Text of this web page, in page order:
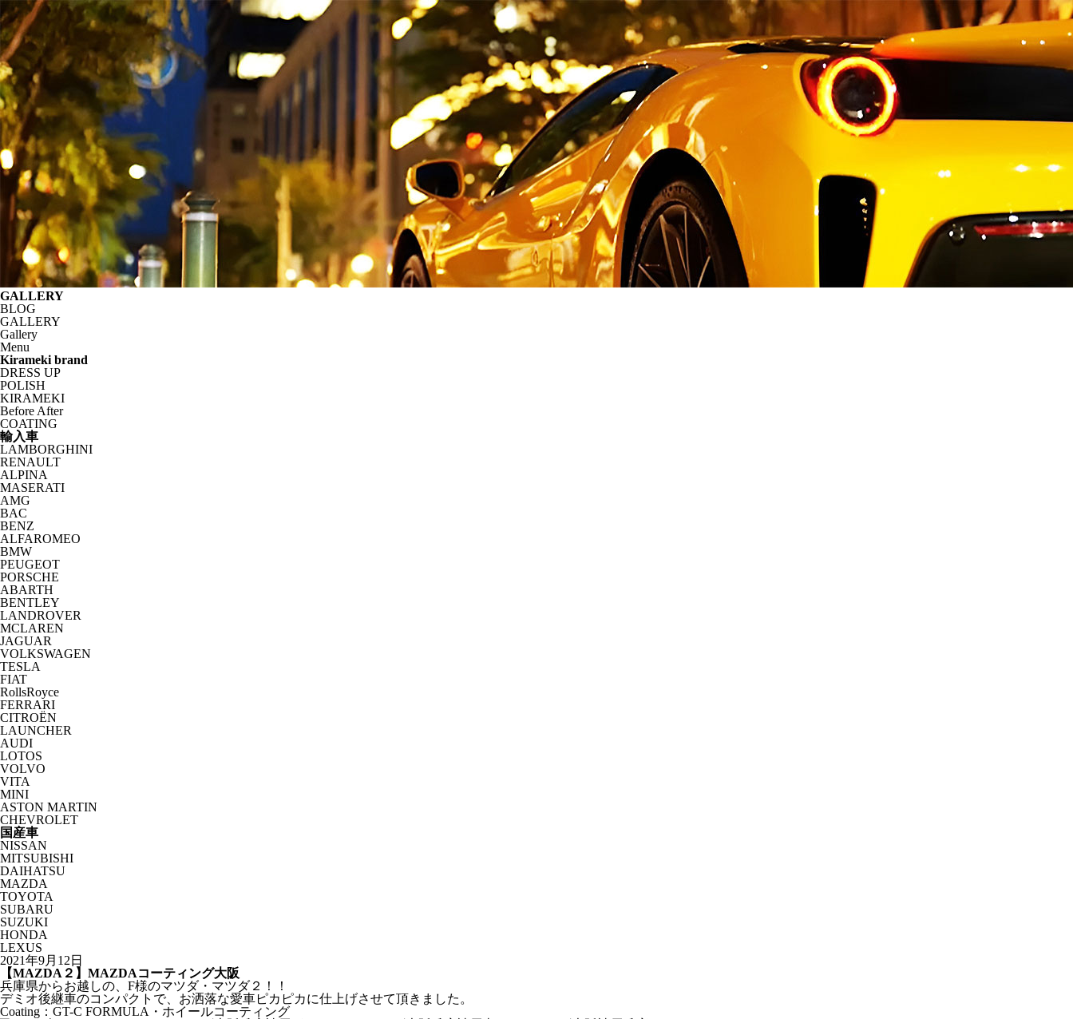
GALLERY
BLOG
GALLERY
Gallery
Menu
Kirameki brand
DRESS UP
POLISH
KIRAMEKI
Before After
COATING
輸入車
LAMBORGHINI
RENAULT
ALPINA
MASERATI
AMG
BAC
BENZ
ALFAROMEO
BMW
PEUGEOT
PORSCHE
ABARTH
BENTLEY
LANDROVER
MCLAREN
JAGUAR
VOLKSWAGEN
TESLA
FIAT
RollsRoyce
FERRARI
CITROËN
LAUNCHER
AUDI
LOTOS
VOLVO
VITA
MINI
ASTON MARTIN
CHEVROLET
国産車
NISSAN
MITSUBISHI
DAIHATSU
MAZDA
TOYOTA
SUBARU
SUZUKI
HONDA
LEXUS
2021年9月12日
【MAZDA２】MAZDAコーティング大阪
兵庫県からお越しの、F様のマツダ・マツダ２！！
デミオ後継車のコンパクトで、お洒落な愛車ピカピカに仕上げさせて頂きました。
Coating：GT-C FORMULA・ホイールコーティング